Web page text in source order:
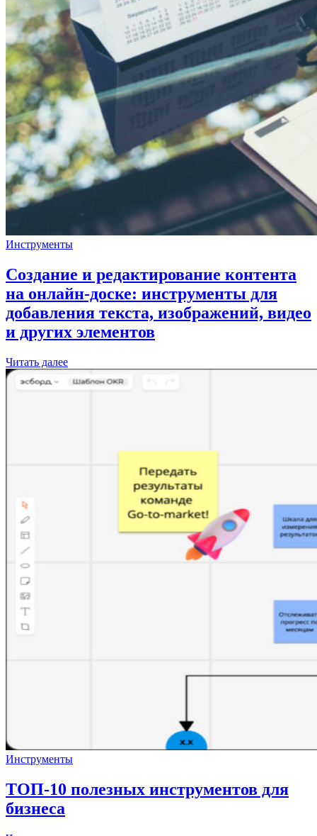
Инструменты
Создание и редактирование контента
на онлайн-доске: инструменты для
добавления текста, изображений, видео
и других элементов
Читать далее
Инструменты
ТОП-10 полезных инструментов для
бизнеса